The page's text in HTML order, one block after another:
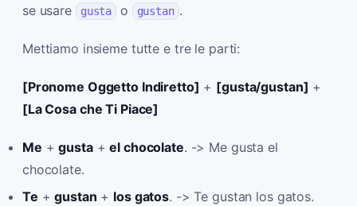
se usare
gusta o gustan .
Mettiamo insieme tutte e tre le parti:
[Pronome Oggetto Indiretto] + [gusta/gustan] +
[La Cosa che Ti Piace]
Me +gusta+el chocolate. -> Me gusta el
chocolate.
Te +gustan + los gatos. -> Te gustan los gatos.